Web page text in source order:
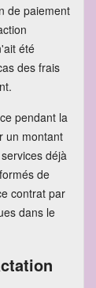
de paiement
été
des frais
pendant la
un montant
déjà
de
contrat par
dans le